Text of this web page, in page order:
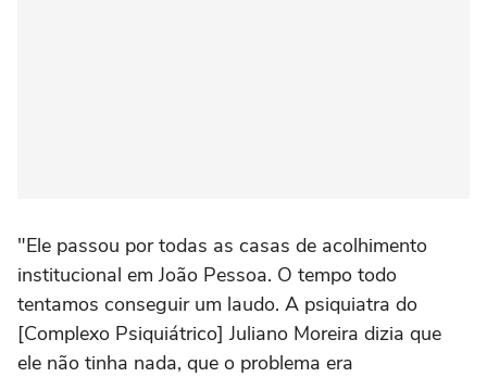
"Ele passou por todas as casas de acolhimento
institucional em João Pessoa. O tempo todo
tentamos conseguir um laudo. A psiquiatra do
[Complexo Psiquiátrico] Juliano Moreira dizia que
ele não tinha nada, que o problema era